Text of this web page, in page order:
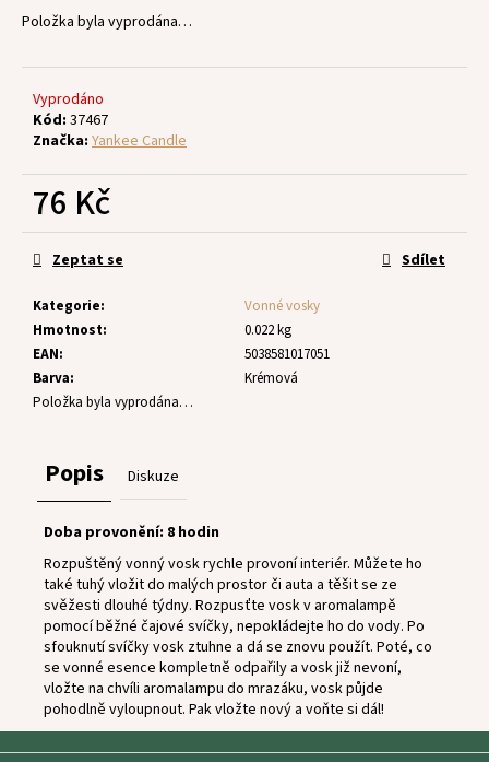
Položka byla vyprodána…
Vyprodáno
Kód: 37467
Značka: Yankee Candle
76 Kč
Měrná
cena:
Kategorie:
Vonné vosky
Hmotnost:
0.022 kg
EAN:
5038581017051
Barva:
Krémová
Položka byla vyprodána…
Zeptat se Sdílet
Popis Diskuze
Doba provonění: 8 hodin
Rozpuštěný vonný vosk rychle provoní interiér. Můžete ho
také tuhý vložit do malých prostor či auta a těšit se ze
svěžesti dlouhé týdny. Rozpusťte vosk v aromalampě
pomocí běžné čajové svíčky, nepokládejte ho do vody. Po
sfouknutí svíčky vosk ztuhne a dá se znovu použít. Poté, co
se vonné esence kompletně odpařily a vosk již nevoní,
vložte na chvíli aromalampu do mrazáku, vosk půjde
pohodlně vyloupnout. Pak vložte nový a voňte si dál!
u
e
m